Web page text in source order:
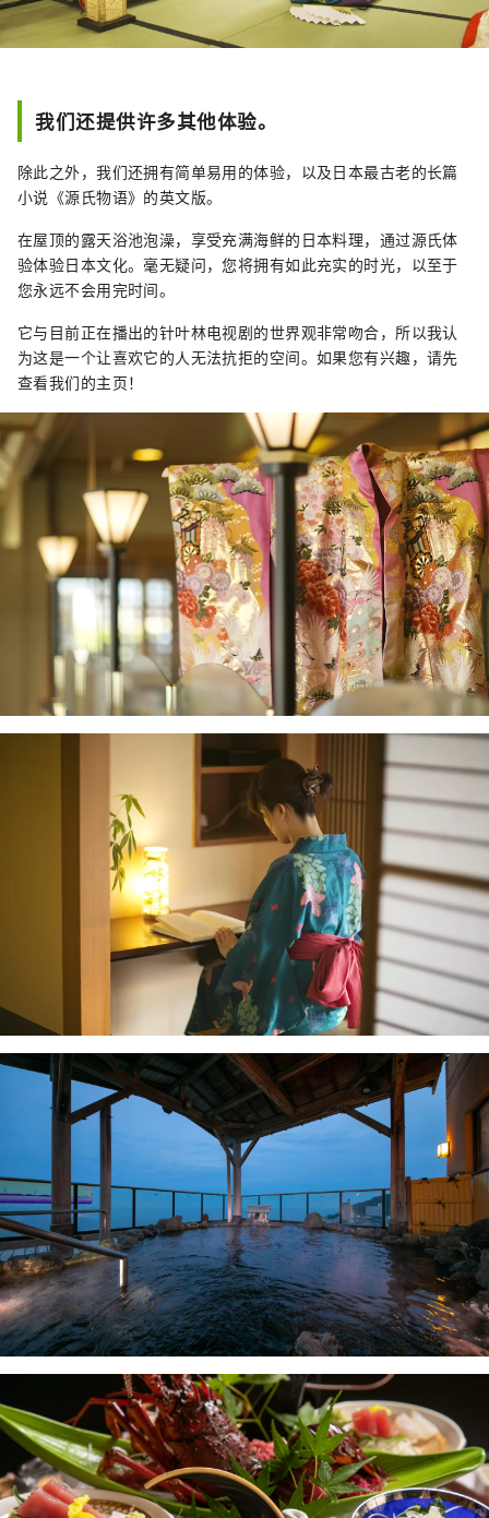
我们还提供许多其他体验。
除此之外，我们还拥有简单易用的体验，以及日本最古老的长篇
小说《源氏物语》的英文版。
在屋顶的露天浴池泡澡，享受充满海鲜的日本料理，通过源氏体
验体验日本文化。毫无疑问，您将拥有如此充实的时光，以至于
您永远不会用完时间。
它与目前正在播出的针叶林电视剧的世界观非常吻合，所以我认
为这是一个让喜欢它的人无法抗拒的空间。如果您有兴趣，请先
查看我们的主页！